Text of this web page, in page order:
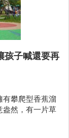
孩子喊還要再
有攀爬型香蕉溜
盎然，有一片草